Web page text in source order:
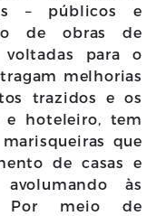
– públicos e
de obras de
voltadas para o
melhorias
trazidos e os
e hoteleiro, tem
que
de casas e
às
Por meio de